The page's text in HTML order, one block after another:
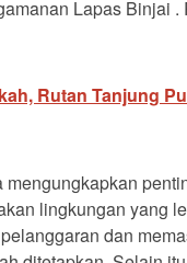
Lapas Binjai
Rutan Tanjung
lingkungan yang
dan